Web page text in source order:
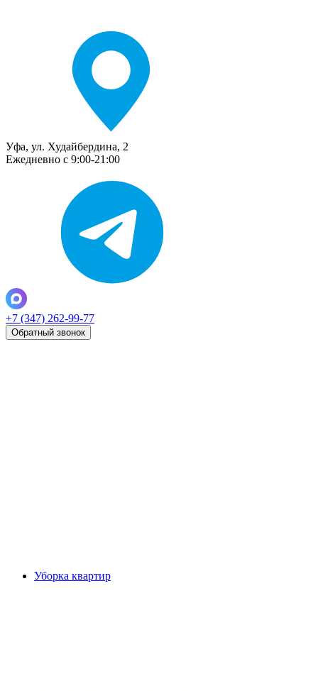
Уфа, ул. Худайбердина, 2
Ежедневно с 9:00-21:00
+7 (347) 262-99-77
Обратный звонок
Уборка квартир